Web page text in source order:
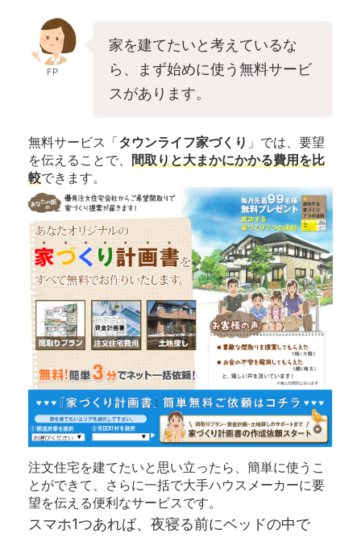
FP
家を建てたいと考えているな
ら、まず始めに使う無料サービ
スがあります。
無料サービス「タウンライフ家づくり 」では、要望
を伝えることで、 間取りと大まかにかかる費用を比
較できます。
注文住宅を建てたいと思い立ったら、簡単に使うこ
とができて、さらに一括で大手ハウスメーカーに要
望を伝える便利なサービスです。
スマホ1つあれば、夜寝る前にベッドの中で